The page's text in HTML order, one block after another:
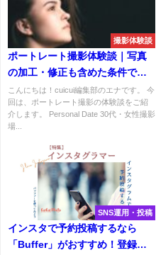
撮影体験談
ポートレート撮影体験談｜写真
の加工・修正も含めた条件でフ
ォトグラファーへ依頼
こんにちは！cuicui編集部のエナです。 今
回は、ポートレート撮影の体験談をご紹
介します。 Personal Date 30代・女性撮影
場...
SNS運用・投稿
インスタで予約投稿するなら
「Buffer」がおすすめ！登録か